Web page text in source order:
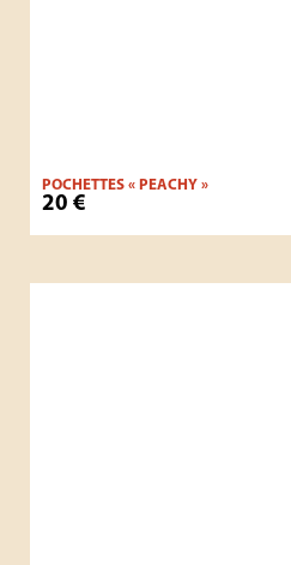
POCHETTES « PEACHY »
20 €